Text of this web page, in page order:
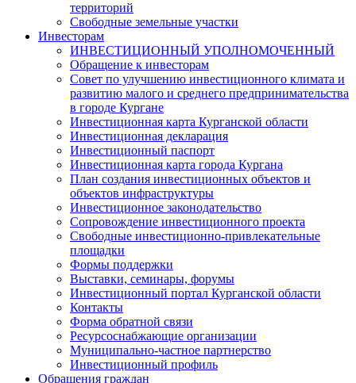
территорий
Свободные земельные участки
Инвесторам
ИНВЕСТИЦИОННЫЙ УПОЛНОМОЧЕННЫЙ
Обращение к инвесторам
Совет по улучшению инвестиционного климата и
развитию малого и среднего предпринимательства
в городе Кургане
Инвестиционная карта Курганской области
Инвестиционная декларация
Инвестиционный паспорт
Инвестиционная карта города Кургана
План создания инвестиционных объектов и
объектов инфраструктуры
Инвестиционное законодательство
Сопровождение инвестиционного проекта
Свободные инвестиционно-привлекательные
площадки
Формы поддержки
Выставки, семинары, форумы
Инвестиционный портал Курганской области
Контакты
Форма обратной связи
Ресурсоснабжающие организации
Муниципально-частное партнерство
Инвестиционный профиль
Обращения граждан